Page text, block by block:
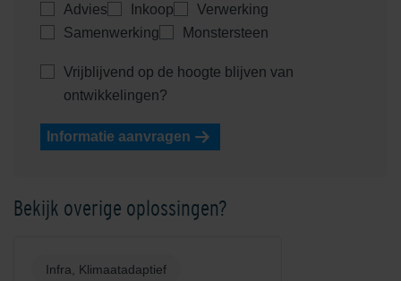
Advies Inkoop
Verwerking
Samenwerking
Monstersteen
Vrijblijvend op de hoogte blijven van
ontwikkelingen?
Informatie aanvragen
Bekijk overige oplossingen?
Infra, Klimaatadaptief